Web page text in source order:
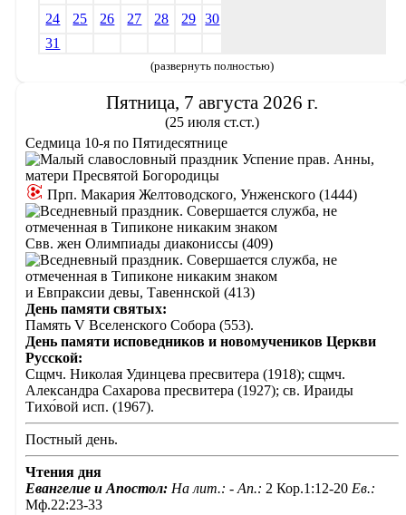
24
25 26 27 28 29
30
31
(развернуть полностью)
Пятница, 7 августа 2026 г.
(25 июля ст.ст.)
Седмица 10-я по Пятидесятнице
Успение прав. Анны,
матери Пресвятой Богородицы
Прп. Макария Желтоводского, Унженского (1444)
Свв. жен Олимпиады диакониссы (409)
и Евпраксии девы, Тавеннской (413)
День памяти святых:
Память V Вселенского Собора (553).
День памяти исповедников и новомучеников Церкви
Русской:
Сщмч. Николая Удинцева пресвитера (1918); сщмч.
Александра Сахарова пресвитера (1927); св. Ираиды
Тихо́вой исп. (1967).
Постный день.
Чтения дня
Евангелие и Апостол: На лит.: - Ап.: 2 Кор.1:12-20 Ев.:
Мф.22:23-33